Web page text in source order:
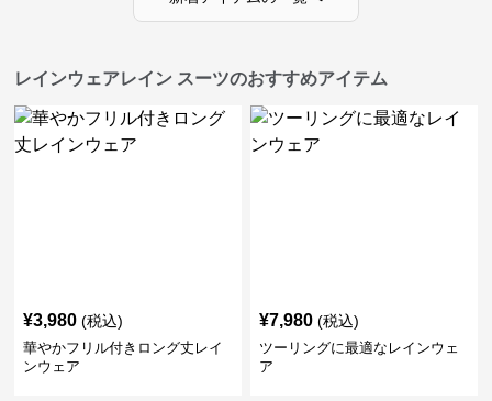
レインウェアレイン スーツのおすすめアイテム
¥3,980 (税込)
華やかフリル付きロング丈レイ
ンウェア
¥7,980 (税込)
ツーリングに最適なレインウェ
ア